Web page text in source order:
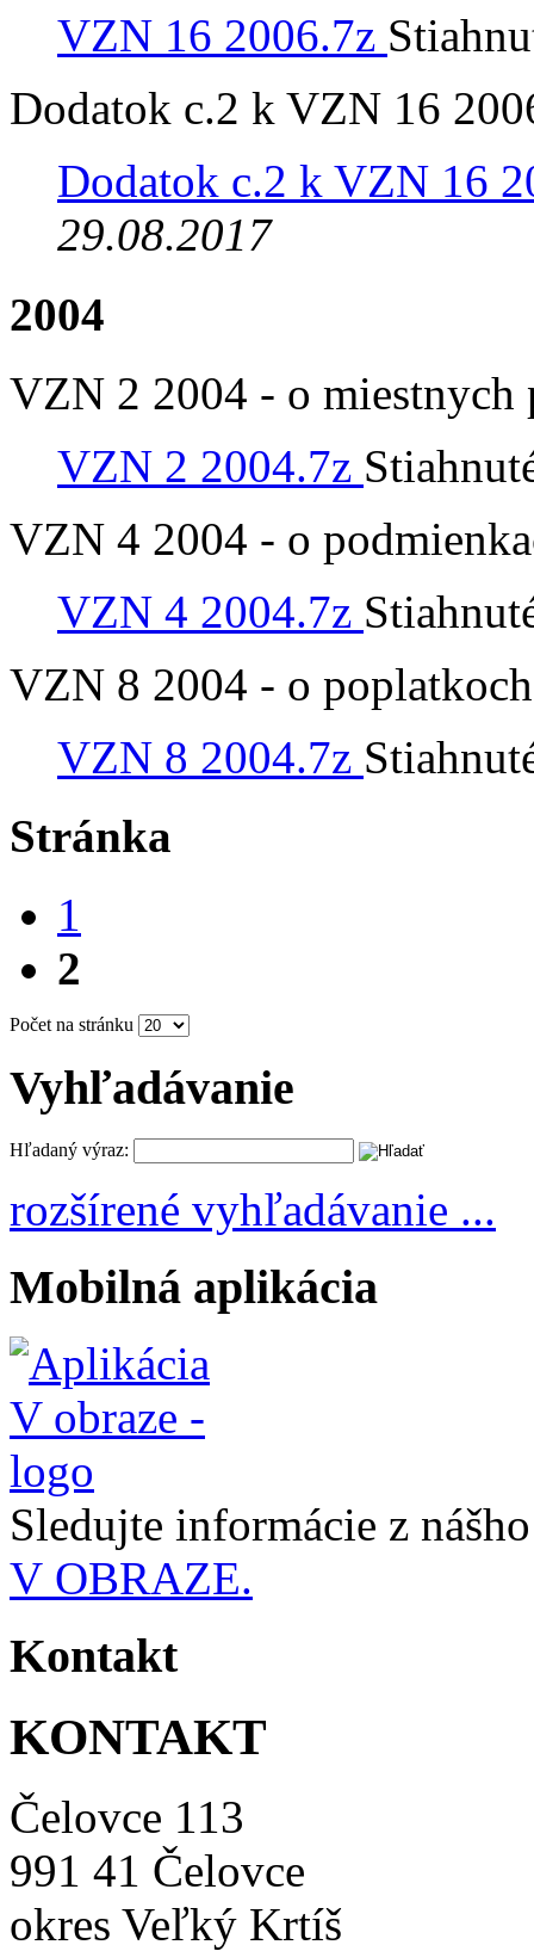
VZN 16 2006.7z
Dodatok c.2 k VZN 16
Dodatok c.2 k VZN 16
29.08.2017
2004
VZN 2 2004 - o miestnych
VZN 2 2004.7z
VZN 4 2004 - o
VZN 4 2004.7z
VZN 8 2004 - o
VZN 8 2004.7z
Stránka
1
2
Počet na stránku
Vyhľadávanie
Hľadaný výraz:
rozšírené vyhľadávanie ...
Mobilná aplikácia
Sledujte informácie z
V OBRAZE.
Kontakt
KONTAKT
Čelovce 113
991 41 Čelovce
okres Veľký Krtíš